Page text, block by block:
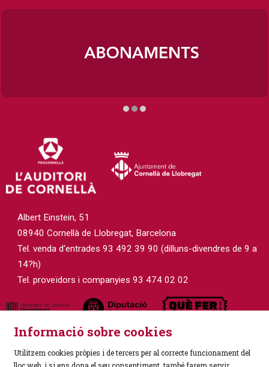
Albert Einstein, 51
08940 Cornellà de Llobregat, Barcelona
Tel. venda d'entrades 93 492 39 90 (dilluns-divendres de 9 a
14?h)
Tel. proveïdors i companyies 93 474 02 02
Informació sobre cookies
Utilitzem cookies pròpies i de tercers per al correcte funcionament del